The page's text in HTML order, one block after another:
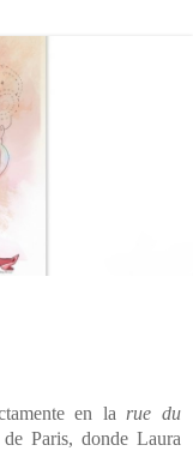
en la rue du
de Paris, donde Laura